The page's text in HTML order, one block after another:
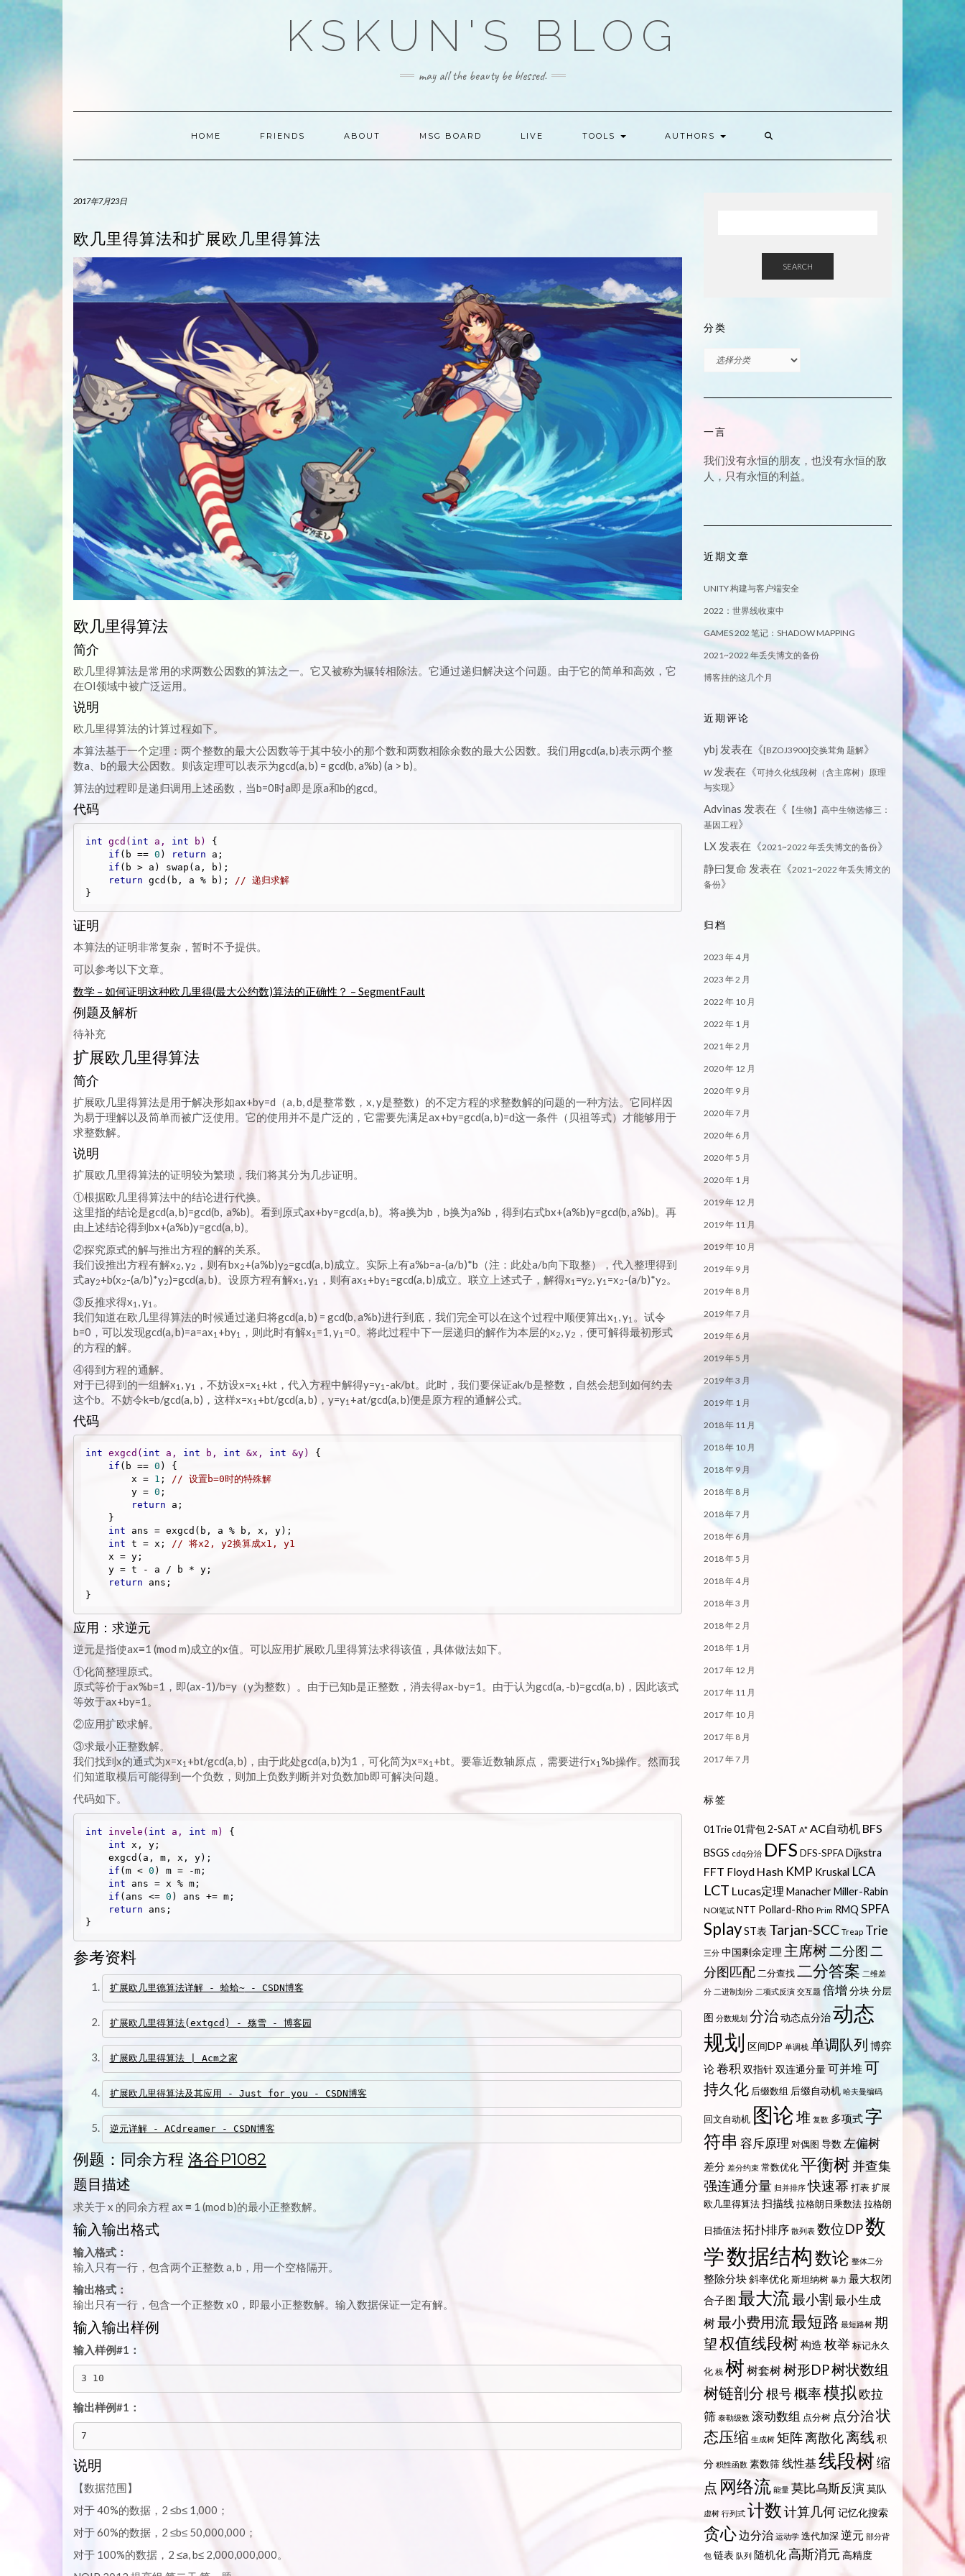
KSKUN'S BLOG
may all the beauty be blessed.
HOME FRIENDS ABOUT MSG BOARD LIVE TOOLS AUTHORS
2017年7月23日
欧几里得算法和扩展欧几里得算法
欧几里得算法
简介
欧几里得算法是常用的求两数公因数的算法之一。它又被称为辗转相除法。它通过递归解决这个问题。由于它的简单和高效，它
在OI领域中被广泛运用。
说明
欧几里得算法的计算过程如下。
本算法基于一个定理：两个整数的最大公因数等于其中较小的那个数和两数相除余数的最大公因数。我们用gcd(a, b)表示两个整
数a、b的最大公因数。则该定理可以表示为gcd(a, b) = gcd(b, a%b) (a > b)。
算法的过程即是递归调用上述函数，当b=0时a即是原a和b的gcd。
代码
int gcd ( int a, int b)
{
if (b == 0 ) return a;
if (b > a) swap(a, b);
return gcd(b, a % b);
// 递归求解
}
证明
本算法的证明非常复杂，暂时不予提供。
可以参考以下文章。
数学 – 如何证明这种欧几里得(最大公约数)算法的正确性？ – SegmentFault
例题及解析
待补充
扩展欧几里得算法
简介
扩展欧几里得算法是用于解决形如ax+by=d（a, b, d是整常数，x, y是整数）的不定方程的求整数解的问题的一种方法。它同样因
为易于理解以及简单而被广泛使用。它的使用并不是广泛的，它需要先满足ax+by=gcd(a, b)=d这一条件（贝祖等式）才能够用于
求整数解。
说明
扩展欧几里得算法的证明较为繁琐，我们将其分为几步证明。
①根据欧几里得算法中的结论进行代换。
这里指的结论是gcd(a, b)=gcd(b, a%b)。看到原式ax+by=gcd(a, b)。将a换为b，b换为a%b，得到右式bx+(a%b)y=gcd(b, a%b)。再
由上述结论得到bx+(a%b)y=gcd(a, b)。
②探究原式的解与推出方程的解的关系。
我们设推出方程有解x2 , y2 ，则有bx2+(a%b)y2=gcd(a, b)成立。实际上有a%b=a-(a/b)*b（注：此处a/b向下取整），代入整理得到
式ay2+b(x2-(a/b)*y2)=gcd(a, b)。设原方程有解x1 , y1 ，则有ax1 +by1 =gcd(a, b)成立。联立上述式子，解得x1 =y2 , y1 =x2-(a/b)*y2
③反推求得x1 , y1
我们知道在欧几里得算法的时候通过递归将gcd(a, b) = gcd(b, a%b)进行到底，我们完全可以在这个过程中顺便算出x1 , y1
。试令
b=0，可以发现gcd(a, b)=a=ax1 +by1 ，则此时有解x1 =1, y1 =0。将此过程中下一层递归的解作为本层的x2 , y2
，便可解得最初形式
的方程的解。
④得到方程的通解。
对于已得到的一组解x1 , y1 ，不妨设x=x1 +kt，代入方程中解得y=y1 -ak/bt。此时，我们要保证ak/b是整数，自然会想到如何约去
这个b。不妨令k=b/gcd(a, b)，这样x=x1 +bt/gcd(a, b)，y=y1 +at/gcd(a, b)便是原方程的通解公式。
代码
int exgcd ( int a, int b, int &x, int &y)
{
if (b == 0 ) {
        x =
1 ;
// 设置b=0时的特殊解
        y =
0 ;
return a;
int ans = exgcd(b, a % b, x, y);
int t = x;
// 将x2, y2换算成x1, y1
return ans;
}
应用：求逆元
逆元是指使ax≡1 (mod m)成立的x值。可以应用扩展欧几里得算法求得该值，具体做法如下。
①化简整理原式。
原式等价于ax%b=1，即(ax-1)/b=y（y为整数）。由于已知b是正整数，消去得ax-by=1。由于认为gcd(a, -b)=gcd(a, b)，因此该式
等效于ax+by=1。
②应用扩欧求解。
③求最小正整数解。
我们找到x的通式为x=x1 +bt/gcd(a, b)，由于此处gcd(a, b)为1，可化简为x=x1 +bt。要靠近数轴原点，需要进行x1 %b操作。然而我
们知道取模后可能得到一个负数，则加上负数判断并对负数加b即可解决问题。
代码如下。
int invele ( int a, int m)
{
int x, y;
if (m < 0 ) m = -m;
int ans = x % m;
if (ans <= 0 ) ans += m;
return ans;
}
参考资料
扩展欧几里德算法详解 - 蛤蛤~ - CSDN博客
扩展欧几里得算法(extgcd) - 殇雪 - 博客园
扩展欧几里得算法 | Acm之家
扩展欧几里得算法及其应用 - Just for you - CSDN博客
逆元详解 - ACdreamer - CSDN博客
例题：同余方程 洛谷P1082
题目描述
求关于 x 的同余方程 ax ≡ 1 (mod b)的最小正整数解。
输入输出格式
输入格式：
输入只有一行，包含两个正整数 a, b，用一个空格隔开。
输出格式：
输出只有一行，包含一个正整数 x0，即最小正整数解。输入数据保证一定有解。
输入输出样例
输入样例#1：
3 10
输出样例#1：
7
说明
【数据范围】
对于 40%的数据，2 ≤b≤ 1,000；
对于 60%的数据，2 ≤b≤ 50,000,000；
对于 100%的数据，2 ≤a, b≤ 2,000,000,000。
SEARCH
分类
一言
我们没有永恒的朋友，也没有永恒的敌
人，只有永恒的利益。
近期文章
UNITY 构建与客户端安全
2022：世界线收束中
GAMES 202 笔记：SHADOW MAPPING
2021~2022 年丢失博文的备份
博客挂的这几个月
近期评论
ybj 发表在《[BZOJ3900]交换茸角 题解》
W发表在《可持久化线段树（含主席树）原理
与实现》
Advinas 发表在《 【生物】高中生物选修三：
基因工程》
LX 发表在《2021~2022 年丢失博文的备份》
静曰复命 发表在《2021~2022 年丢失博文的
备份》
归档
2023 年 4 月
2023 年 2 月
2022 年 10 月
2022 年 1 月
2021 年 2 月
2020 年 12 月
2020 年 9 月
2020 年 7 月
2020 年 6 月
2020 年 5 月
2020 年 1 月
2019 年 12 月
2019 年 11 月
2019 年 10 月
2019 年 9 月
2019 年 8 月
2019 年 7 月
2019 年 6 月
2019 年 5 月
2019 年 3 月
2019 年 1 月
2018 年 11 月
2018 年 10 月
2018 年 9 月
2018 年 8 月
2018 年 7 月
2018 年 6 月
2018 年 5 月
2018 年 4 月
2018 年 3 月
2018 年 2 月
2018 年 1 月
2017 年 12 月
2017 年 11 月
2017 年 10 月
2017 年 8 月
2017 年 7 月
标签
01Trie 01背包 2-SAT A* AC自动机 BFS
BSGS cdq分治 DFS DFS-SPFA Dijkstra
FFT Floyd Hash KMP Kruskal LCA
LCT Lucas定理 Manacher Miller-Rabin
NOI笔试 NTT Pollard-Rho Prim RMQ SPFA
Splay ST表 Tarjan-SCC Treap Trie
三分 中国剩余定理 主席树二分图 二
分图匹配 二分查找 二分答案 二维差
分 二进制划分 二项式反演 交互题 倍增 分块 分层
图 分数规划 分治 动态点分治 动态
规划 区间DP 单调栈 单调队列 博弈
论卷积 双指针 双连通分量 可并堆可
持久化 后缀数组 后缀自动机 哈夫曼编码
回文自动机 图论堆 复数 多项式字
符串 容斥原理 对偶图 导数 左偏树
差分 差分约束 常数优化 平衡树 并查集
强连通分量 归并排序 快速幂 打表 扩展
欧几里得算法 扫描线 拉格朗日乘数法 拉格朗
日插值法 拓扑排序 散列表 数位DP数
学数据结构数论 整体二分
整除分块 斜率优化 斯坦纳树 暴力 最大权闭
合子图 最大流最小割 最小生成
树最小费用流最短路 最短路树 期
望权值线段树构造 枚举 标记永久
化 栈 树 树套树树形DP树状数组
树链剖分根号概率模拟 欧拉
筛 泰勒级数 滚动数组 点分树 点分治状
态压缩 生成树 矩阵离散化离线 积
分 积性函数 素数筛 线性基 线段树缩
点 网络流 能量 莫比乌斯反演 莫队
虚树 行列式 计数计算几何 记忆化搜索
贪心边分治 运动学 迭代加深 逆元 部分背
包 链表 队列 随机化高斯消元 高精度